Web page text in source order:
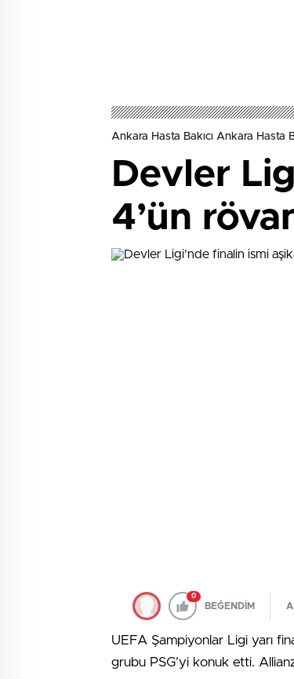
Ankara Hasta Bakıcı Ankara Hasta
Devler
4’ün
0
BEĞENDİM
UEFA Şampiyonlar Ligi yarı
grubu PSG’yi konuk etti.